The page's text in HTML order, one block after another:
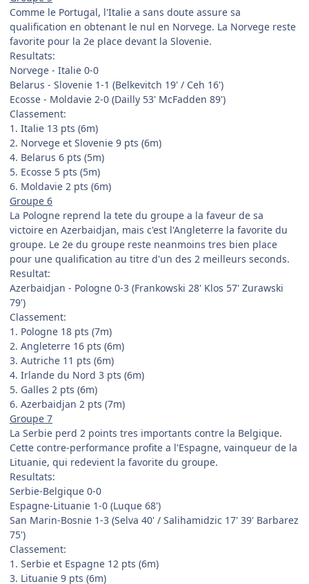
Comme le Portugal, l'Italie a sans doute assure sa
qualification en obtenant le nul en Norvege. La Norvege reste
favorite pour la 2e place devant la Slovenie.
Resultats:
Norvege - Italie 0-0
Belarus - Slovenie 1-1 (Belkevitch 19' / Ceh 16')
Ecosse - Moldavie 2-0 (Dailly 53' McFadden 89')
Classement:
1. Italie 13 pts (6m)
2. Norvege et Slovenie 9 pts (6m)
4. Belarus 6 pts (5m)
5. Ecosse 5 pts (5m)
6. Moldavie 2 pts (6m)
Groupe 6
La Pologne reprend la tete du groupe a la faveur de sa
victoire en Azerbaidjan, mais c'est l'Angleterre la favorite du
groupe. Le 2e du groupe reste neanmoins tres bien place
pour une qualification au titre d'un des 2 meilleurs seconds.
Resultat:
Azerbaidjan - Pologne 0-3 (Frankowski 28' Klos 57' Zurawski
79')
Classement:
1. Pologne 18 pts (7m)
2. Angleterre 16 pts (6m)
3. Autriche 11 pts (6m)
4. Irlande du Nord 3 pts (6m)
5. Galles 2 pts (6m)
6. Azerbaidjan 2 pts (7m)
Groupe 7
La Serbie perd 2 points tres importants contre la Belgique.
Cette contre-performance profite a l'Espagne, vainqueur de la
Lituanie, qui redevient la favorite du groupe.
Resultats:
Serbie-Belgique 0-0
Espagne-Lituanie 1-0 (Luque 68')
San Marin-Bosnie 1-3 (Selva 40' / Salihamidzic 17' 39' Barbarez
75')
Classement:
1. Serbie et Espagne 12 pts (6m)
3. Lituanie 9 pts (6m)